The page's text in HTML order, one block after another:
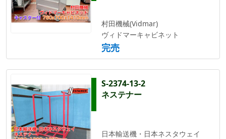
村田機械(Vidmar)
ヴィドマーキャビネット
完売
S-2374-13-2
ネステナー
日本輸送機・日本ネスタウェイ